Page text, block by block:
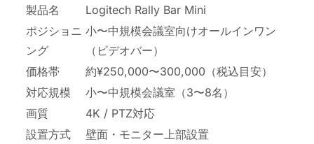
製品名
Logitech Rally Bar Mini
ポジショニ
ング
小〜中規模会議室向けオールインワン
（ビデオバー）
価格帯
約¥250,000〜300,000（税込目安）
対応規模
小〜中規模会議室（3〜8名）
画質
4K / PTZ対応
設置方式
壁面・モニター上部設置